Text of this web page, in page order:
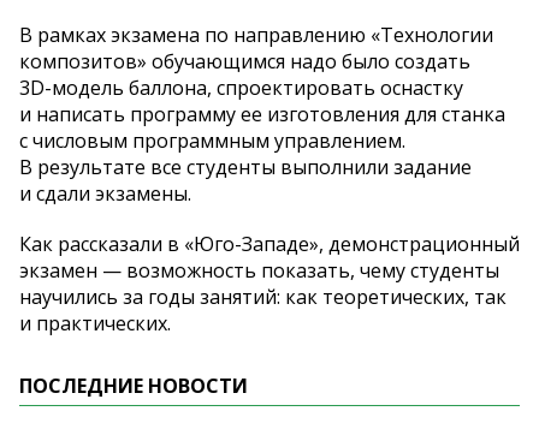
В рамках экзамена по направлению «Технологии
композитов» обучающимся надо было создать
3D-модель баллона, спроектировать оснастку
и написать программу ее изготовления для станка
счисловым программным управлением.
В результате все студенты выполнили задание
и сдали экзамены.
Как рассказали в «Юго-Западе», демонстрационный
экзамен — возможность показать, чему студенты
научились за годы занятий: как теоретических, так
и практических.
ПОСЛЕДНИЕ НОВОСТИ